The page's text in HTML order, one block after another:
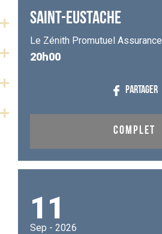
SAINT-EUSTACHE
Le Zénith Promutuel Assurance
20h00
PARTAGER
COMPLET
11
Sep - 2026